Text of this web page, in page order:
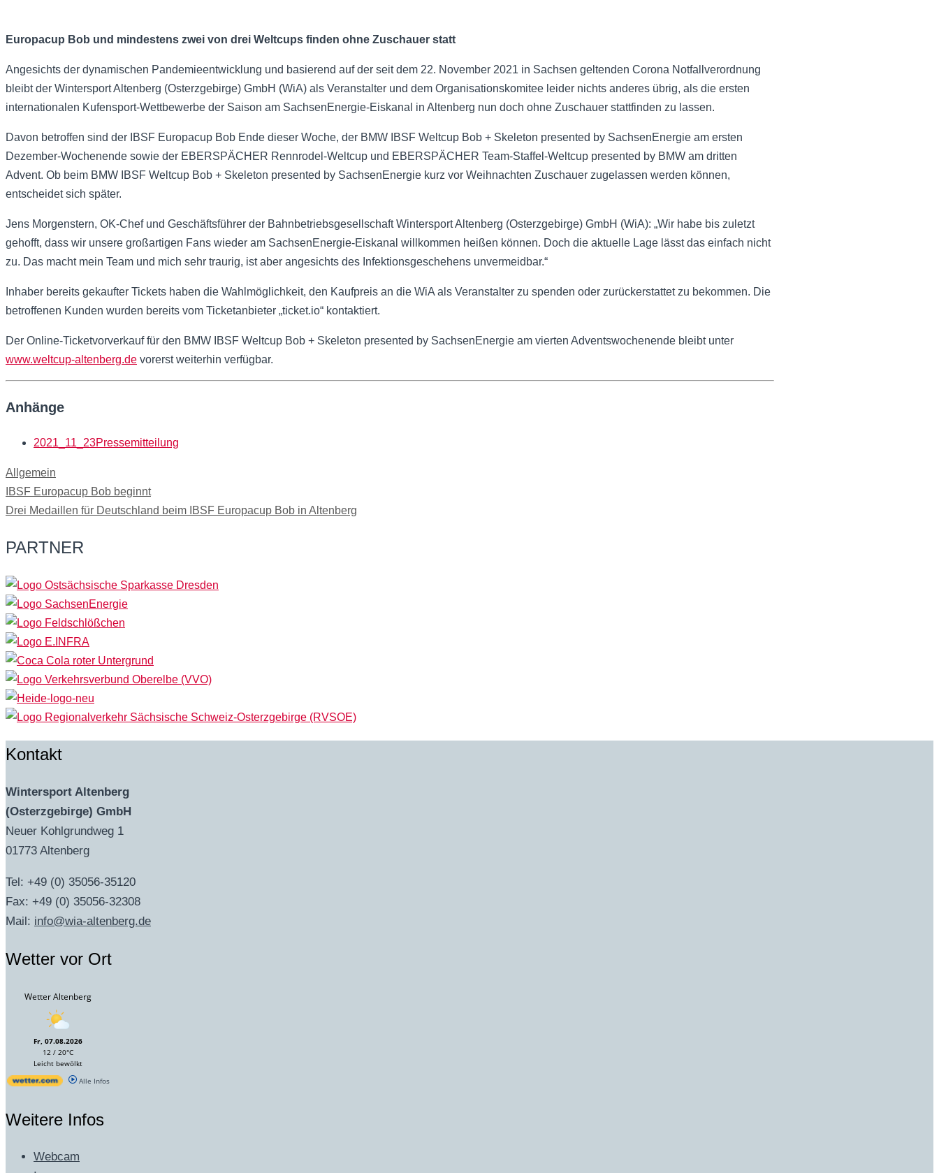
Europacup Bob und mindestens zwei von drei Weltcups finden ohne Zuschauer statt
Angesichts der dynamischen Pandemieentwicklung und basierend auf der seit dem 22. November 2021 in Sachsen geltenden Corona Notfallverordnung
bleibt der Wintersport Altenberg (Osterzgebirge) GmbH (WiA) als Veranstalter und dem Organisationskomitee leider nichts anderes übrig, als die ersten
internationalen Kufensport-Wettbewerbe der Saison am SachsenEnergie-Eiskanal in Altenberg nun doch ohne Zuschauer stattfinden zu lassen.
Davon betroffen sind der IBSF Europacup Bob Ende dieser Woche, der BMW IBSF Weltcup Bob + Skeleton presented by SachsenEnergie am ersten
Dezember-Wochenende sowie der EBERSPÄCHER Rennrodel-Weltcup und EBERSPÄCHER Team-Staffel-Weltcup presented by BMW am dritten
Advent. Ob beim BMW IBSF Weltcup Bob + Skeleton presented by SachsenEnergie kurz vor Weihnachten Zuschauer zugelassen werden können,
entscheidet sich später.
Jens Morgenstern, OK-Chef und Geschäftsführer der Bahnbetriebsgesellschaft Wintersport Altenberg (Osterzgebirge) GmbH (WiA): „Wir habe bis zuletzt
gehofft, dass wir unsere großartigen Fans wieder am SachsenEnergie-Eiskanal willkommen heißen können. Doch die aktuelle Lage lässt das einfach nicht
zu. Das macht mein Team und mich sehr traurig, ist aber angesichts des Infektionsgeschehens unvermeidbar.“
Inhaber bereits gekaufter Tickets haben die Wahlmöglichkeit, den Kaufpreis an die WiA als Veranstalter zu spenden oder zurückerstattet zu bekommen. Die
betroffenen Kunden wurden bereits vom Ticketanbieter „ticket.io“ kontaktiert.
Der Online-Ticketvorverkauf für den BMW IBSF Weltcup Bob + Skeleton presented by SachsenEnergie am vierten Adventswochenende bleibt unter
www.weltcup-altenberg.de vorerst weiterhin verfügbar.
Anhänge
2021_11_23Pressemitteilung
Kategorien
Allgemein
IBSF Europacup Bob beginnt
Drei Medaillen für Deutschland beim IBSF Europacup Bob in Altenberg
PARTNER
Kontakt
Wintersport Altenberg
(Osterzgebirge) GmbH
Neuer Kohlgrundweg 1
01773 Altenberg
Tel: +49 (0) 35056-35120
Fax: +49 (0) 35056-32308
Mail: info@wia-altenberg.de
Wetter vor Ort
Wetter Altenberg
Fr, 07.08.2026
12 / 20°C
Leicht bewölkt
Alle Infos
Weitere Infos
Webcam